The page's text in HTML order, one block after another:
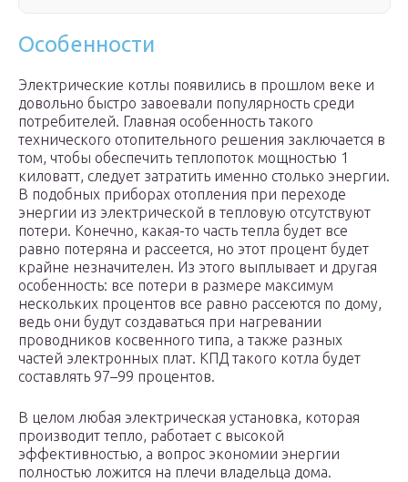
Особенности
Электрические котлы появились в прошлом веке и
довольно быстро завоевали популярность среди
потребителей. Главная особенность такого
технического отопительного решения заключается в
том, чтобы обеспечить теплопоток мощностью 1
киловатт, следует затратить именно столько энергии.
В подобных приборах отопления при переходе
энергии из электрической в тепловую отсутствуют
потери. Конечно, какая-то часть тепла будет все
равно потеряна и рассеется, но этот процент будет
крайне незначителен. Из этого выплывает и другая
особенность: все потери в размере максимум
нескольких процентов все равно рассеются по дому,
ведь они будут создаваться при нагревании
проводников косвенного типа, а также разных
частей электронных плат. КПД такого котла будет
составлять 97–99 процентов.
В целом любая электрическая установка, которая
производит тепло, работает с высокой
эффективностью, а вопрос экономии энергии
полностью ложится на плечи владельца дома.